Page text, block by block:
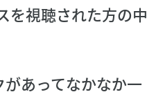
を視聴された方の中
あってなかなか一